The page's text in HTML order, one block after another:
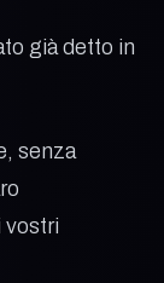
già detto in
senza
vostri